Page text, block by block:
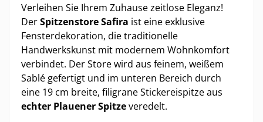
Verleihen Sie Ihrem Zuhause zeitlose Eleganz!
DerSpitzenstore Safira ist eine exklusive
Fensterdekoration, die traditionelle
Handwerkskunst mit modernem Wohnkomfort
verbindet. Der Store wird aus feinem, weißem
Sablé gefertigt und im unteren Bereich durch
eine 19 cm breite, filigrane Stickereispitze aus
echter Plauener Spitzeveredelt.